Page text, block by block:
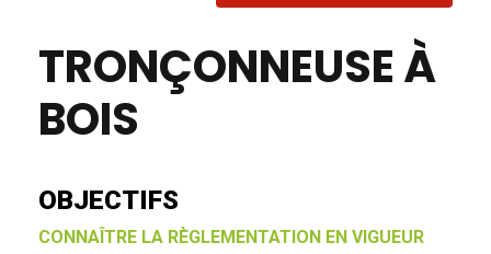
TRONÇONNEUSE À
BOIS
OBJECTIFS
CONNAÎTRE LA RÈGLEMENTATION EN VIGUEUR